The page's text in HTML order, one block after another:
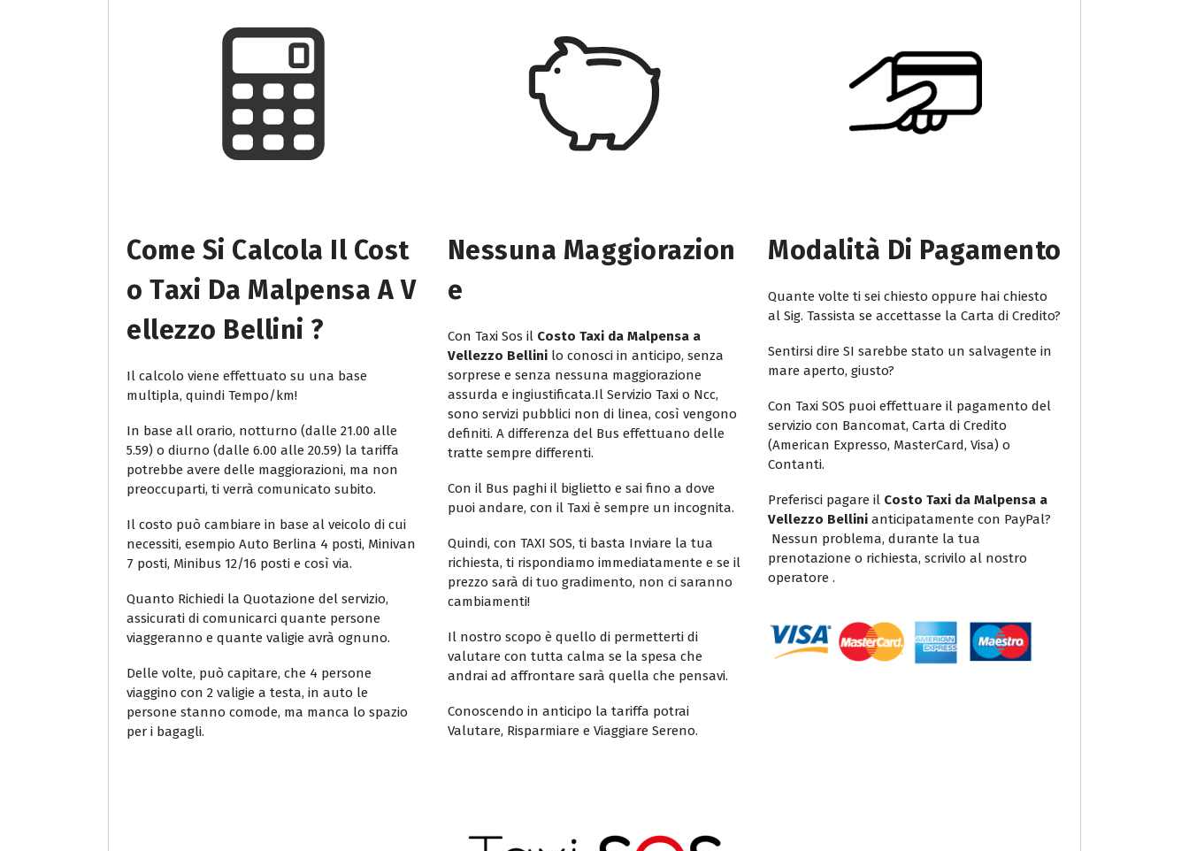
Come Si Calcola Il Cost
O Taxi Da Malpensa A V
Ellezzo Bellini ?
Il calcolo viene effettuato su una base
multipla, quindi Tempo/km!
In base all orario, notturno (dalle 21.00 alle
5.59) o diurno (dalle 6.00 alle 20.59) la tariffa
potrebbe avere delle maggiorazioni, ma non
preoccuparti, ti verrà comunicato subito.
Il costo può cambiare in base al veicolo di cui
necessiti, esempio Auto Berlina 4 posti, Minivan
7 posti, Minibus 12/16 posti e così via.
Quanto Richiedi la Quotazione del servizio,
assicurati di comunicarci quante persone
viaggeranno e quante valigie avrà ognuno.
Delle volte, può capitare, che 4 persone
viaggino con 2 valigie a testa, in auto le
persone stanno comode, ma manca lo spazio
per i bagagli.
Nessuna Maggiorazion
E
Con Taxi Sos il Costo Taxi da Malpensa a
Vellezzo Bellini lo conosci in anticipo, senza
sorprese e senza nessuna maggiorazione
assurda e ingiustificata.Il Servizio Taxi o Ncc,
sono servizi pubblici non di linea, così vengono
definiti. A differenza del Bus effettuano delle
tratte sempre differenti.
Con il Bus paghi il biglietto e sai fino a dove
puoi andare, con il Taxi è sempre un incognita.
Quindi, con TAXI SOS, ti basta Inviare la tua
richiesta, ti rispondiamo immediatamente e se il
prezzo sarà di tuo gradimento, non ci saranno
cambiamenti!
Il nostro scopo è quello di permetterti di
valutare con tutta calma se la spesa che
andrai ad affrontare sarà quella che pensavi.
Conoscendo in anticipo la tariffa potrai
Valutare, Risparmiare e Viaggiare Sereno.
Modalità Di Pagamento
Quante volte ti sei chiesto oppure hai chiesto
al Sig. Tassista se accettasse la Carta di Credito?
Sentirsi dire SI sarebbe stato un salvagente in
mare aperto, giusto?
Con Taxi SOS puoi effettuare il pagamento del
servizio con Bancomat, Carta di Credito
(American Expresso, MasterCard, Visa) o
Contanti.
Preferisci pagare il Costo Taxi da Malpensa a
Vellezzo Bellini anticipatamente con PayPal?
Nessun problema, durante la tua
prenotazione o richiesta, scrivilo al nostro
operatore .